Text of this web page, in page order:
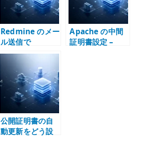
Redmine のメー
ル送信で
certificate
verify failed が
出る理由 –
SMTP、CA、証
明書チェーンの
確認
Apache の中間
証明書設定 –
公開証明書の自
動更新をどう設